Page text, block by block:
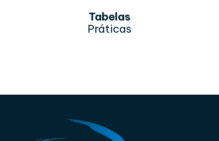
Tabelas
Práticas